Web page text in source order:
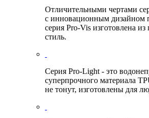
Отличительными чертами
с инновационным дизайном
серия Pro-Vis изготовлена
стиль.
Серия Pro-Light - это
суперпрочного материала
не тонут, изготовлены для